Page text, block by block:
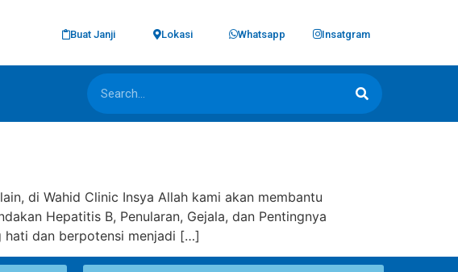
Buat Janji Lokasi Whatsapp Insatgram
di Wahid Clinic Insya Allah kami akan membantu
Hepatitis B, Penularan, Gejala, dan Pentingnya
hati dan berpotensi menjadi […]